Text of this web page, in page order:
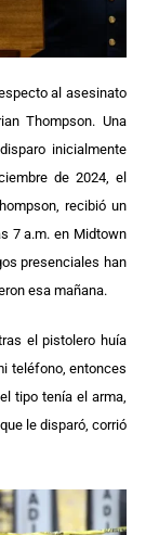
al asesinato
Thompson. Una
inicialmente
de 2024, el
recibió un
7 a.m. en Midtown
presenciales han
esa mañana.
el pistolero huía
teléfono, entonces
tipo tenía el arma,
le disparó, corrió